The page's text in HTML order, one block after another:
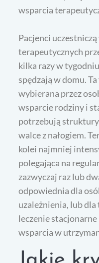
wsparcia
Pacjenci
terapeutycznych
kilka razy w
spędzają w domu.
wybierana przez
wsparcie rodziny i
potrzebują
walce z nałogiem.
kolei najmniej
polegająca na
zazwyczaj raz lub
odpowiednia dla
uzależnienia, lub
leczenie
wsparcia w